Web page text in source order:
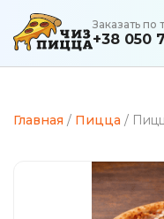
Заказать по
+38 050
Главная / Пицца /